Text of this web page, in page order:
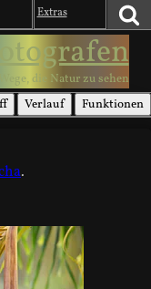
Extras
Wege, die Natur zu sehen
Verlauf Funktionen
.